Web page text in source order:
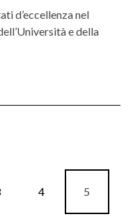
d’eccellenza nel
e della
4 5